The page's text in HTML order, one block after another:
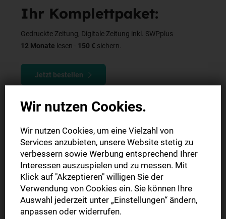
Ihr Komplettpaket:
Gedruckte Zeitung, Digitale Zeitung inkl. SWPplus
12 Monate lesen - 150 € sichern.
Jetzt bestellen
Wir nutzen Cookies.
Wir nutzen Cookies, um eine Vielzahl von
Services anzubieten, unsere Website stetig zu
verbessern sowie Werbung entsprechend Ihrer
Interessen auszuspielen und zu messen. Mit
Klick auf "Akzeptieren" willigen Sie der
Verwendung von Cookies ein. Sie können Ihre
Auswahl jederzeit unter „Einstellungen“ ändern,
anpassen oder widerrufen.